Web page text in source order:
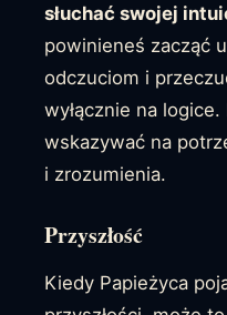
słuchać swojej
powinieneś zacząć
odczuciom i
wyłącznie na
wskazywać na
i zrozumienia.
Przyszłość
Kiedy Papieżyca